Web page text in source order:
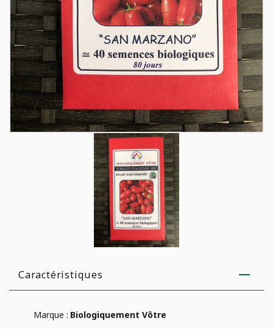
Caractéristiques
Marque : Biologiquement Vôtre